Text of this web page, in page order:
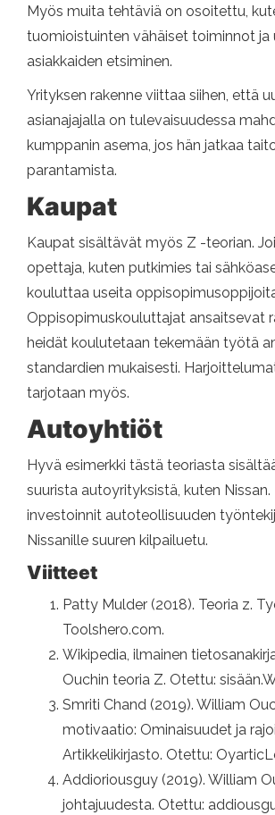
Myös muita tehtäviä on osoitettu,
tuomioistuinten vähäiset toiminnot ja
asiakkaiden etsiminen.
Yrityksen rakenne viittaa siihen, että
asianajajalla on tulevaisuudessa
kumppanin asema, jos hän jatkaa
parantamista.
Kaupat
Kaupat sisältävät myös Z -teorian.
opettaja, kuten putkimies tai
kouluttaa useita
Oppisopimuskouluttajat ansaitsevat
heidät koulutetaan tekemään työtä
standardien mukaisesti.
tarjotaan myös.
Autoyhtiöt
Hyvä esimerkki tästä teoriasta
suurista autoyrityksistä, kuten Nissan.
investoinnit autoteollisuuden
Nissanille suuren kilpailuetu.
Viitteet
Patty Mulder (2018). Teoria z.
Toolshero.com.
Wikipedia, ilmainen
Ouchin teoria Z. Otettu:
Smriti Chand (2019). William
motivaatio: Ominaisuudet ja
Artikkelikirjasto. Otettu:
Addioriousguy (2019). William
johtajuudesta. Otettu: